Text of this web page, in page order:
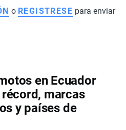
o REGISTRESE para enviar
en Ecuador
marcas
y países de